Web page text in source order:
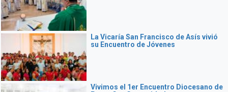
La Vicaría San Francisco de Asís vivió
su Encuentro de Jóvenes
Vivimos el 1er Encuentro Diocesano de